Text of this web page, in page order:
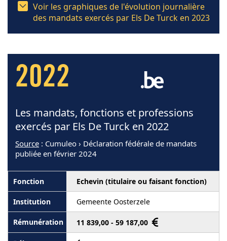
Voir les graphiques de l'évolution journalière
des mandats exercés par Els De Turck en 2023
2022
Les mandats, fonctions et professions
exercés par Els De Turck en 2022
Source : Cumuleo › Déclaration fédérale de mandats
publiée en février 2024
Echevin (titulaire ou faisant fonction)
Gemeente Oosterzele
11 839,00 - 59 187,00